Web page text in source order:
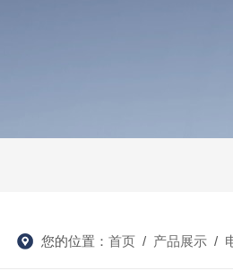
您的位置： 首页/ 产品展示/